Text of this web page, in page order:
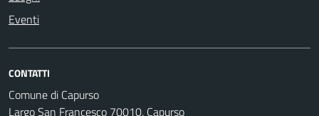
Eventi
CONTATTI
Comune di Capurso
Largo San Francesco 70010, Capurso